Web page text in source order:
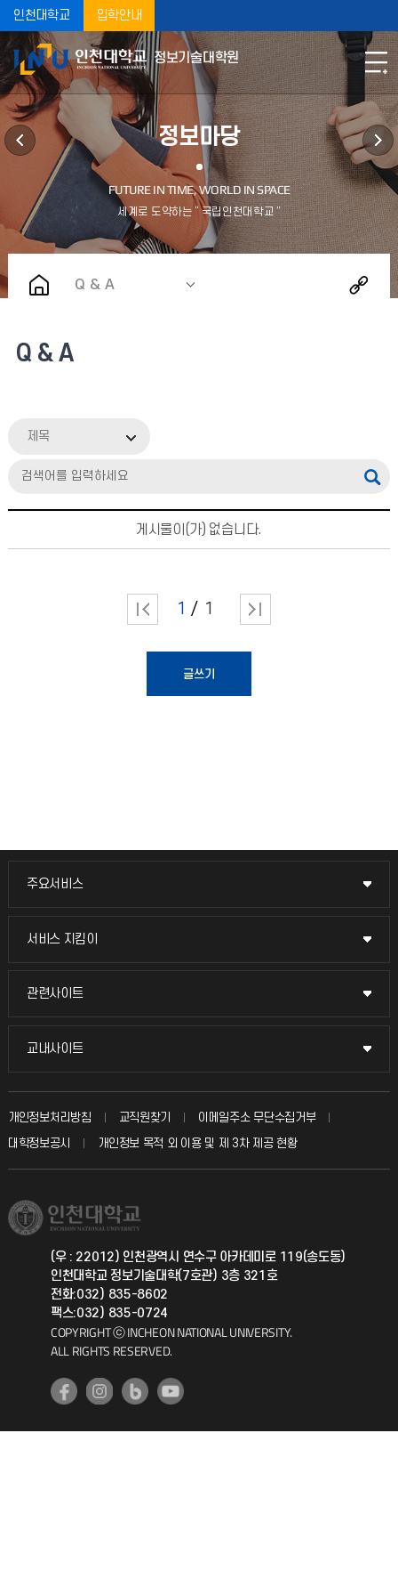
인천대학교 입학안내
정보기술대학원
정보마당
Q & A
Q & A
제목
게시물이(가) 없습니다.
1 1
글쓰기
주요서비스
주요서비스
교무회의방송
입학안내
취업정보(학생)
서비스 지킴이
서비스 지킴이
묻고 답하기
칭찬마당
학생서비스 지킴이
관련사이트
관련사이트
국방헬프콜
총동문회
교내사이트
교내사이트
교수회
교육혁신본부
국제지원과
공자아카데미
기초교육원
개인정보처리방침 교직원찾기
이메일주소 무단수집거부
대학정보공시
개인정보 목적 외 이용 및 제 3차 제공 현황
(우 : 22012) 인천광역시 연수구 아카데미로 119(송도동)
인천대학교 정보기술대학(7호관) 3층 321호
전화:032) 835-8602
팩스:032) 835-0724
COPYRIGHT ⓒ INCHEON NATIONAL UNIVERSITY.
ALL RIGHTS RESERVED.